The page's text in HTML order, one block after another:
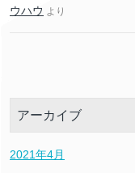
ウハウ より
アーカイブ
2021年4月